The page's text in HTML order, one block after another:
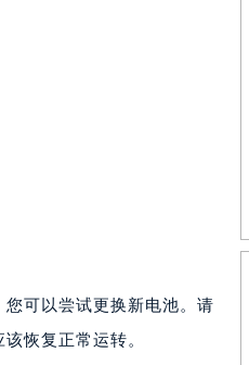
可以尝试更换新电池。请
恢复正常运转。